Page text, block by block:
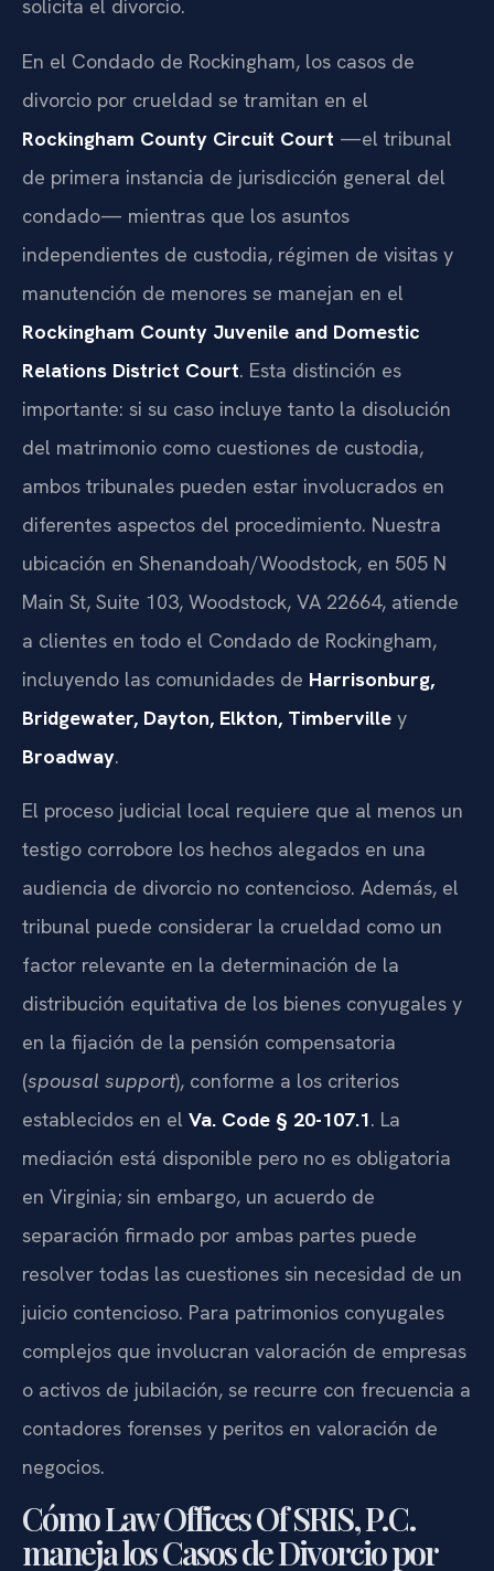
solicita el divorcio.
En el Condado de Rockingham, los casos de
divorcio por crueldad se tramitan en el
Rockingham County Circuit Court —el tribunal
de primera instancia de jurisdicción general del
condado— mientras que los asuntos
independientes de custodia, régimen de visitas y
manutención de menores se manejan en el
Rockingham County Juvenile and Domestic
Relations District Court. Esta distinción es
importante: si su caso incluye tanto la disolución
del matrimonio como cuestiones de custodia,
ambos tribunales pueden estar involucrados en
diferentes aspectos del procedimiento. Nuestra
ubicación en Shenandoah/Woodstock, en 505 N
Main St, Suite 103, Woodstock, VA 22664, atiende
a clientes en todo el Condado de Rockingham,
incluyendo las comunidades de Harrisonburg,
Bridgewater, Dayton, Elkton, Timberville y
Broadway.
El proceso judicial local requiere que al menos un
testigo corrobore los hechos alegados en una
audiencia de divorcio no contencioso. Además, el
tribunal puede considerar la crueldad como un
factor relevante en la determinación de la
distribución equitativa de los bienes conyugales y
en la fijación de la pensión compensatoria
(spousal support), conforme a los criterios
establecidos en el Va. Code § 20-107.1. La
mediación está disponible pero no es obligatoria
en Virginia; sin embargo, un acuerdo de
separación firmado por ambas partes puede
resolver todas las cuestiones sin necesidad de un
juicio contencioso. Para patrimonios conyugales
complejos que involucran valoración de empresas
o activos de jubilación, se recurre con frecuencia a
contadores forenses y peritos en valoración de
negocios.
Cómo Law Offices Of SRIS, P.C.
maneja los Casos de Divorcio por